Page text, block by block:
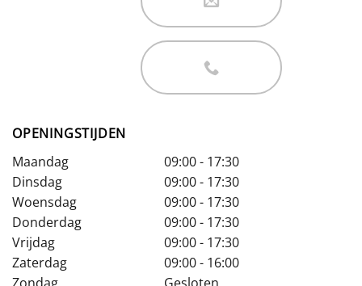
OPENINGSTIJDEN
Maandag
09:00 - 17:30
Dinsdag
09:00 - 17:30
Woensdag
09:00 - 17:30
Donderdag
09:00 - 17:30
Vrijdag
09:00 - 17:30
Zaterdag
09:00 - 16:00